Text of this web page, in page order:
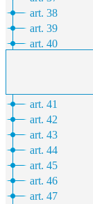
art. 38
art. 39
art. 40
art. 41
art. 42
art. 43
art. 44
art. 45
art. 46
art. 47